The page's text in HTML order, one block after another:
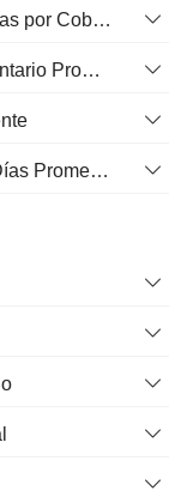
Días de Ventas Pendientes (Cuentas por Cobrar Promedio)
Días de Inventario Pendiente (Inventario Promedio)
Ciclo de Conversión de Efectivo (Días Promedio)